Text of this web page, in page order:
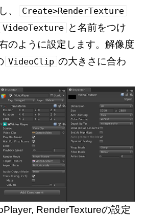
、
Create>RenderTexture
VideoTexture と名前をつけ
のように設定します。解像度
VideoClip の大きさに合わ
RenderTextureの設定